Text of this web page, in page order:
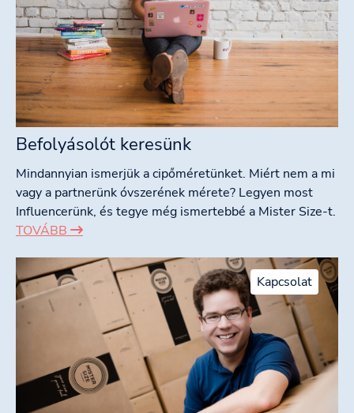
Befolyásolót keresünk
Mindannyian ismerjük a cipőméretünket. Miért nem a mi
vagy a partnerünk óvszerének mérete? Legyen most
Influencerünk, és tegye még ismertebbé a Mister Size-t.
TOVÁBB
Kapcsolat